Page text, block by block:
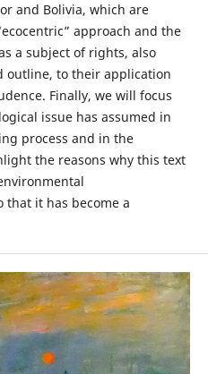
and Bolivia, which are
approach and the
a subject of rights, also
outline, to their application
Finally, we will focus
issue has assumed in
process and in the
the reasons why this text
that it has become a